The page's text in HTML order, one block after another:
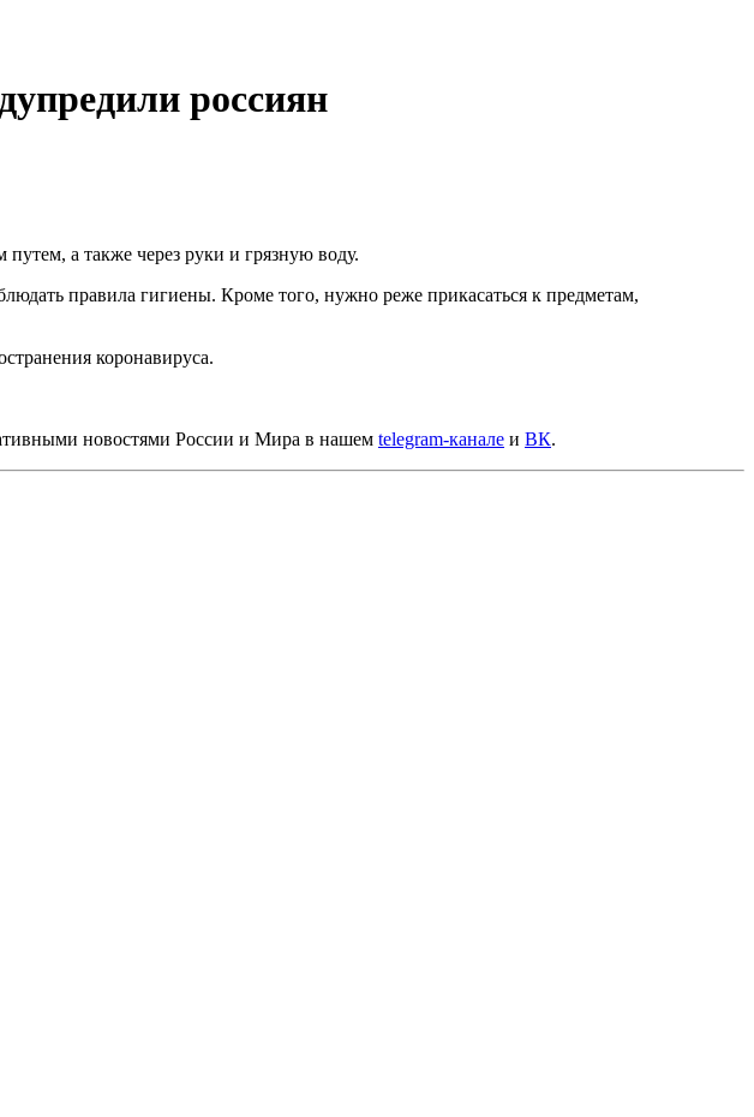
россиян
а также через руки и грязную воду.
правила гигиены. Кроме того, нужно реже прикасаться к предметам,
коронавируса.
новостями России и Мира в нашем telegram-канале и ВК.